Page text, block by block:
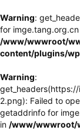
Warning:
for
/www/wwwroot/
content/plugins/
Warning:
2.png): Failed to
getaddrinfo for
in /www/wwwroot/